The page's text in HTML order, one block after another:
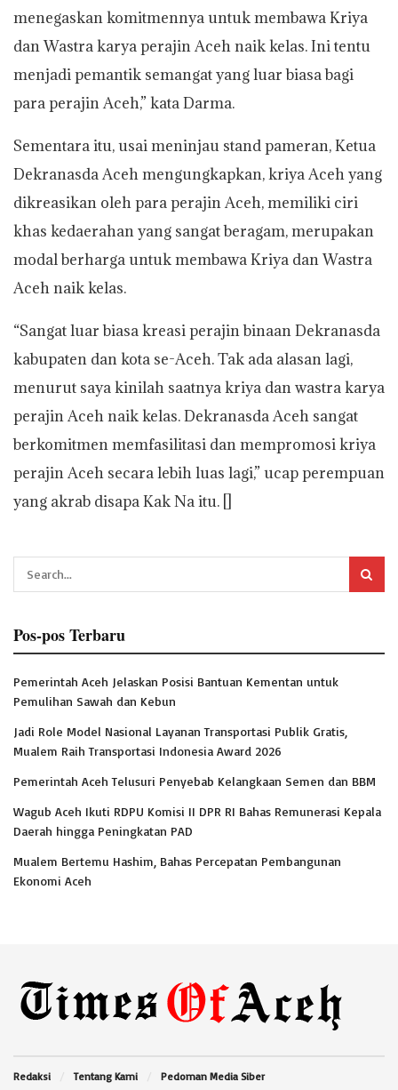
menegaskan komitmennya untuk membawa Kriya
dan Wastra karya perajin Aceh naik kelas. Ini tentu
menjadi pemantik semangat yang luar biasa bagi
para perajin Aceh,” kata Darma.
Sementara itu, usai meninjau stand pameran, Ketua
Dekranasda Aceh mengungkapkan, kriya Aceh yang
dikreasikan oleh para perajin Aceh, memiliki ciri
khas kedaerahan yang sangat beragam, merupakan
modal berharga untuk membawa Kriya dan Wastra
Aceh naik kelas.
“Sangat luar biasa kreasi perajin binaan Dekranasda
kabupaten dan kota se-Aceh. Tak ada alasan lagi,
menurut saya kinilah saatnya kriya dan wastra karya
perajin Aceh naik kelas. Dekranasda Aceh sangat
berkomitmen memfasilitasi dan mempromosi kriya
perajin Aceh secara lebih luas lagi,” ucap perempuan
yang akrab disapa Kak Na itu. []
Pos-pos Terbaru
Pemerintah Aceh Jelaskan Posisi Bantuan Kementan untuk
Pemulihan Sawah dan Kebun
Jadi Role Model Nasional Layanan Transportasi Publik Gratis,
Mualem Raih Transportasi Indonesia Award 2026
Pemerintah Aceh Telusuri Penyebab Kelangkaan Semen dan BBM
Wagub Aceh Ikuti RDPU Komisi II DPR RI Bahas Remunerasi Kepala
Daerah hingga Peningkatan PAD
Mualem Bertemu Hashim, Bahas Percepatan Pembangunan
Ekonomi Aceh
Redaksi Tentang Kami Pedoman Media Siber